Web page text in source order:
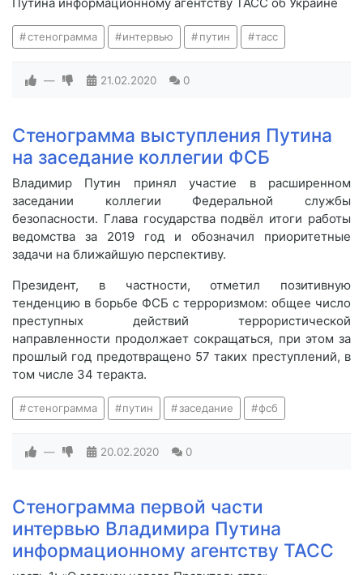
стенограмма интервью путин тасс
— 21.02.2020 0
Стенограмма выступления Путина
на заседание коллегии ФСБ
Владимир Путин принял участие в расширенном
заседании коллегии Федеральной службы
безопасности. Глава государства подвёл итоги работы
ведомства за 2019 год и обозначил приоритетные
задачи на ближайшую перспективу.
Президент, в частности, отметил позитивную
тенденцию в борьбе ФСБ с терроризмом: общее число
преступных действий террористической
направленности продолжает сокращаться, при этом за
прошлый год предотвращено 57 таких преступлений, в
том числе 34 теракта.
стенограмма путин заседание фсб
— 20.02.2020 0
Стенограмма первой части
интервью Владимира Путина
информационному агентству ТАСС